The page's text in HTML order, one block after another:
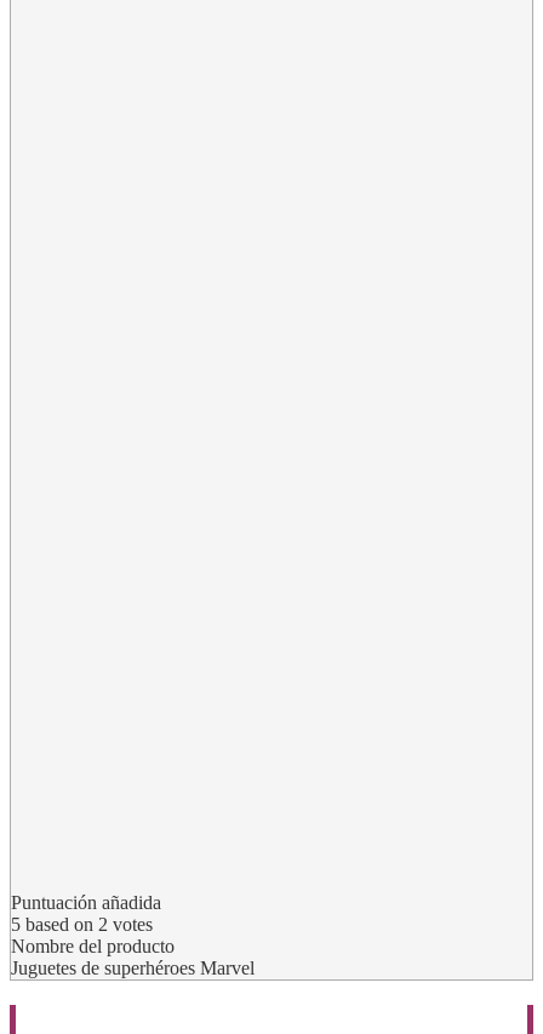
Puntuación añadida
5 based on 2 votes
Nombre del producto
Juguetes de superhéroes Marvel